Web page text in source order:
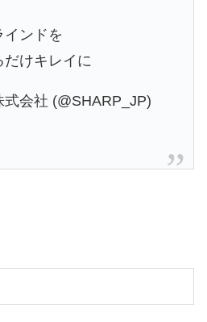
インドを
だけキレイに
会社 (@SHARP_JP)